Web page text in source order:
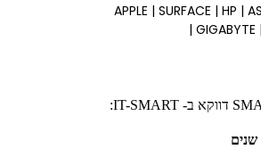
APPLE | SURFACE | HP |
| GIGABYTE